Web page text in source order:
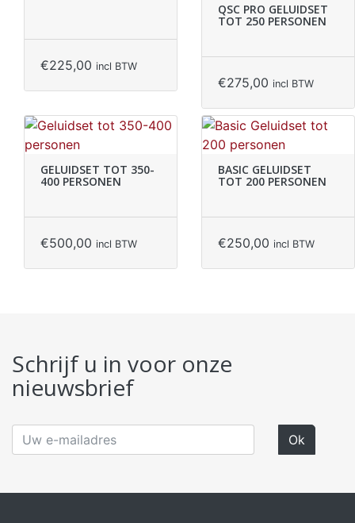
€225,00 incl BTW
QSC PRO GELUIDSET
TOT 250 PERSONEN
€275,00 incl BTW
GELUIDSET TOT 350-
400 PERSONEN
€500,00 incl BTW
BASIC GELUIDSET
TOT 200 PERSONEN
€250,00 incl BTW
Schrijf u in voor onze
nieuwsbrief